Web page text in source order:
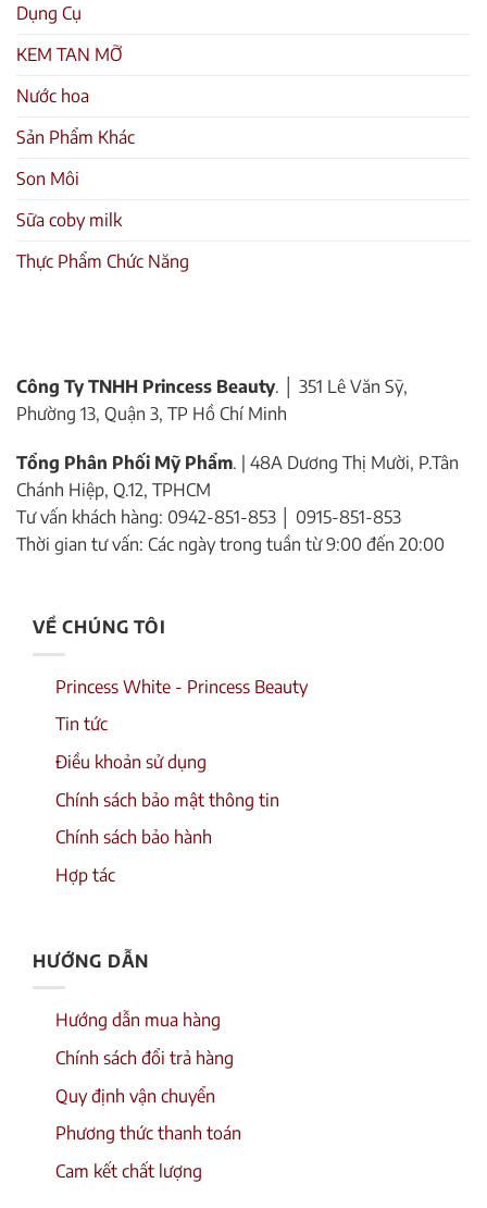
Dụng Cụ
KEM TAN MỠ
Nước hoa
Sản Phẩm Khác
Son Môi
Sữa coby milk
Thực Phẩm Chức Năng
Công Ty TNHH Princess Beauty. │ 351 Lê Văn Sỹ,
Phường 13, Quận 3, TP Hồ Chí Minh
Tổng Phân Phối Mỹ Phẩm. | 48A Dương Thị Mười, P.Tân
Chánh Hiệp, Q.12, TPHCM
Tư vấn khách hàng: 0942-851-853 │ 0915-851-853
Thời gian tư vấn: Các ngày trong tuần từ 9:00 đến 20:00
VỀ CHÚNG TÔI
Princess White - Princess Beauty
Tin tức
Điều khoản sử dụng
Chính sách bảo mật thông tin
Chính sách bảo hành
Hợp tác
HƯỚNG DẪN
Hướng dẫn mua hàng
Chính sách đổi trả hàng
Quy định vận chuyển
Phương thức thanh toán
Cam kết chất lượng